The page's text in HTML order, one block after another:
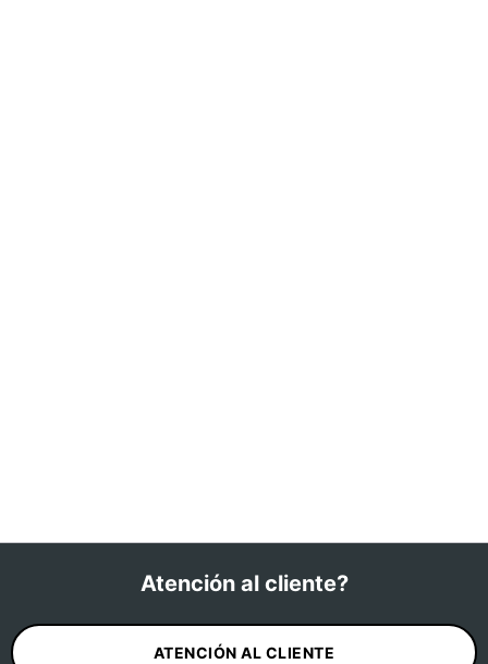
Atención al cliente?
ATENCIÓN AL CLIENTE